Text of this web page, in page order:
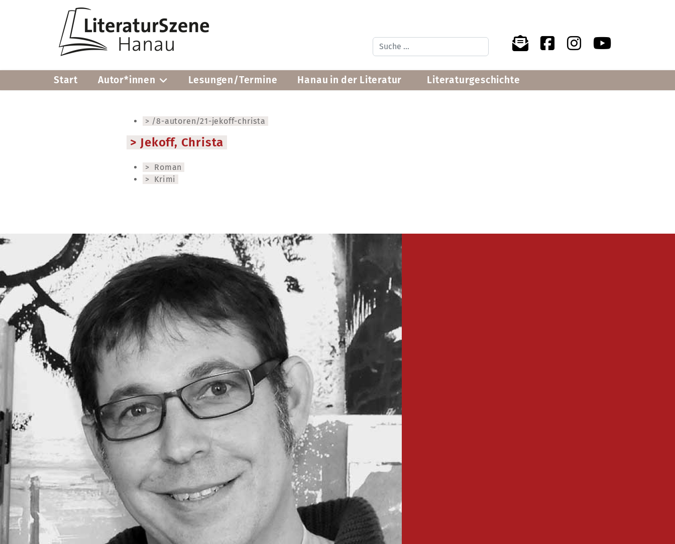
Suchen
Start Autor*innen Lesungen/Termine Hanau in der Literatur Literaturgeschichte
/8-autoren/21-jekoff-christa
Jekoff, Christa
Roman
Krimi